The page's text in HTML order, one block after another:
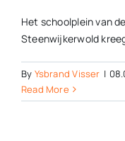
Het schoolplein van
Steenwijkerwold
By Ysbrand Visser |
Read More